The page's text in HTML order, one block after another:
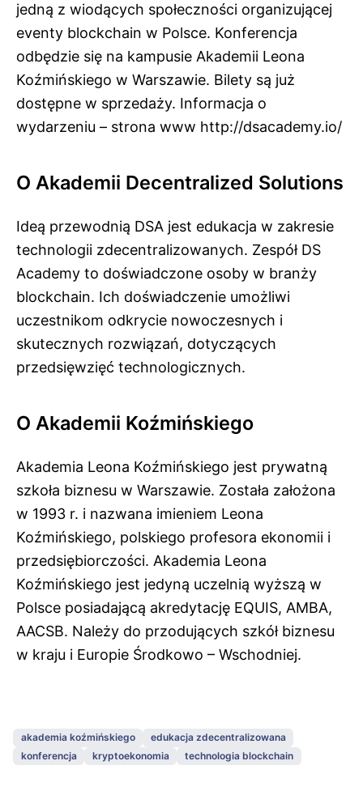
jedną z wiodących społeczności organizującej
eventy blockchain w Polsce. Konferencja
odbędzie się na kampusie Akademii Leona
Koźmińskiego w Warszawie. Bilety są już
dostępne w sprzedaży. Informacja o
wydarzeniu – strona www http://dsacademy.io/
O Akademii Decentralized Solutions
Ideą przewodnią DSA jest edukacja w zakresie
technologii zdecentralizowanych. Zespół DS
Academy to doświadczone osoby w branży
blockchain. Ich doświadczenie umożliwi
uczestnikom odkrycie nowoczesnych i
skutecznych rozwiązań, dotyczących
przedsięwzięć technologicznych.
O Akademii Koźmińskiego
Akademia Leona Koźmińskiego jest prywatną
szkoła biznesu w Warszawie. Została założona
w 1993 r. i nazwana imieniem Leona
Koźmińskiego, polskiego profesora ekonomii i
przedsiębiorczości. Akademia Leona
Koźmińskiego jest jedyną uczelnią wyższą w
Polsce posiadającą akredytację EQUIS, AMBA,
AACSB. Należy do przodujących szkół biznesu
w kraju i Europie Środkowo – Wschodniej.
akademia koźmińskiego
edukacja zdecentralizowana
konferencja
kryptoekonomia technologia blockchain